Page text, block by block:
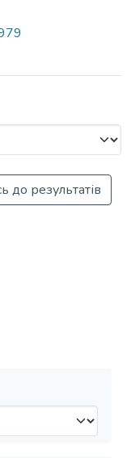
до результатів